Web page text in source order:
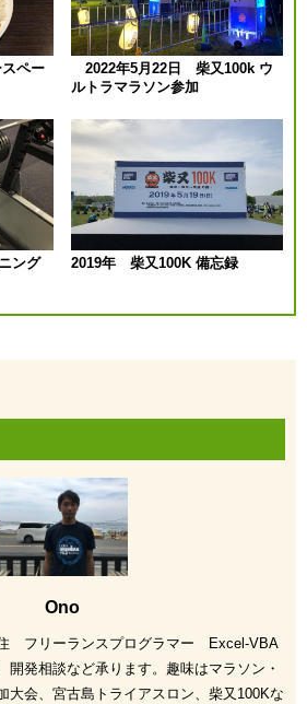
ペー
2022年5月22日 柴又100k ウ
ルトラマラソン参加
ング
2019年 柴又100K 備忘録
Ono
フリーランスプログラマー Excel-VBA
開発相談など承ります。趣味はマラソン・
大会、宮古島トライアスロン、柴又100Kな